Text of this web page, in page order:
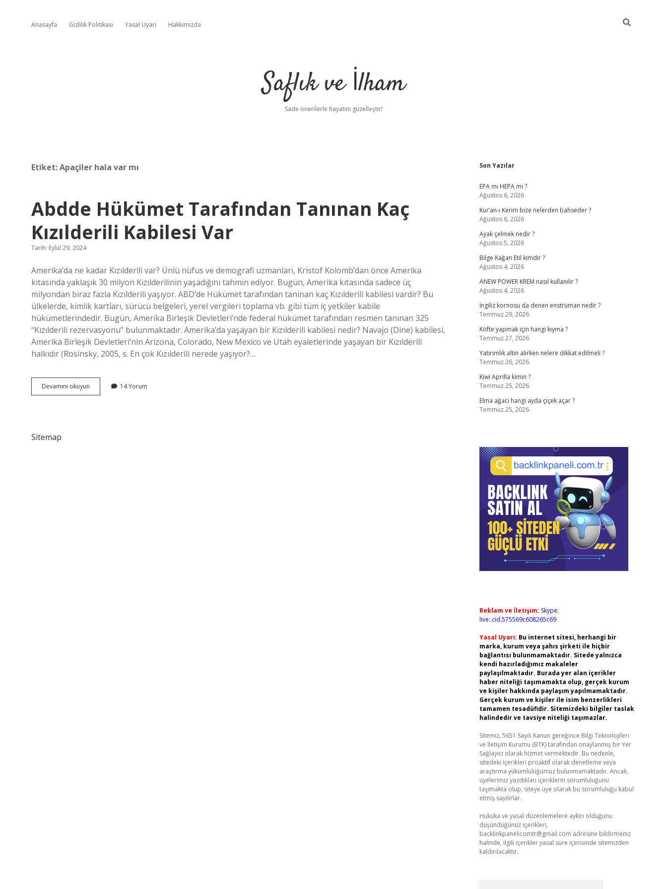
Anasayfa Gizlilik Politikası Yasal Uyarı Hakkımızda
Saflık ve İlham
Sade önerilerle hayatını güzelleştir!
Etiket:Apaçiler hala var mı
Abdde Hükümet Tarafından Tanınan Kaç
Kızılderili Kabilesi Var
Tarih: Eylül 29, 2024
Amerika’da ne kadar Kızılderili var? Ünlü nüfus ve demografi uzmanları, Kristof Kolomb’dan önce Amerika
kıtasında yaklaşık 30 milyon Kızılderilinin yaşadığını tahmin ediyor. Bugün, Amerika kıtasında sadece üç
milyondan biraz fazla Kızılderili yaşıyor. ABD’de Hükümet tarafından taninan kaç Kızılderili kabilesi vardir? Bu
ülkelerde, kimlik kartları, sürücü belgeleri, yerel vergileri toplama vb. gibi tüm iç yetkiler kabile
hükümetlerindedir. Bugün, Amerika Birleşik Devletleri’nde federal hükümet tarafından resmen tanınan 325
“Kızılderili rezervasyonu” bulunmaktadır. Amerika’da yaşayan bir Kızılderili kabilesi nedir? Navajo (Dine) kabilesi,
Amerika Birleşik Devletleri’nin Arizona, Colorado, New Mexico ve Utah eyaletlerinde yaşayan bir Kızılderili
halkıdır (Rosinsky, 2005, s. En çok Kızılderili nerede yaşıyor?…
Devamını okuyun
Hükümet
14 Yorum
Sitemap
Sidebar
Son Yazılar
EPA mı HEPA mı ?
Ağustos 6, 2026
Kur’an-ı Kerim bize nelerden bahseder ?
Ağustos 6, 2026
Ayak çelmek nedir ?
Ağustos 5, 2026
Bilge Kağan Etil kimdir ?
Ağustos 4, 2026
ANEW POWER KREM nasıl kullanılır ?
Ağustos 4, 2026
İngiliz kornosu da denen enstrüman nedir ?
Temmuz 29, 2026
Köfte yapmak için hangi kıyma ?
Temmuz 27, 2026
Yatırımlık altın alırken nelere dikkat edilmeli ?
Temmuz 26, 2026
Kiwi Aprilla kimin ?
Temmuz 25, 2026
Elma ağacı hangi ayda çiçek açar ?
Temmuz 25, 2026
Reklam ve İletişim: Skype:
live:.cid.575569c608265c69
Yasal Uyarı: Bu internet sitesi, herhangi bir
marka, kurum veya şahıs şirketi ile hiçbir
bağlantısı bulunmamaktadır. Sitede yalnızca
kendi hazırladığımız makaleler
paylaşılmaktadır. Burada yer alan içerikler
haber niteliği taşımamakta olup, gerçek kurum
ve kişiler hakkında paylaşım yapılmamaktadır.
Gerçek kurum ve kişiler ile isim benzerlikleri
tamamen tesadüfidir. Sitemizdeki bilgiler taslak
halindedir ve tavsiye niteliği taşımazlar.
Sitemiz, 5651 Sayılı Kanun gereğince Bilgi Teknolojileri
ve İletişim Kurumu (BTK) tarafından onaylanmış bir Yer
Sağlayıcı olarak hizmet vermektedir. Bu nedenle,
sitedeki içerikleri proaktif olarak denetleme veya
araştırma yükümlülüğümüz bulunmamaktadır. Ancak,
üyelerimiz yazdıkları içeriklerin sorumluluğunu
taşımakta olup, siteye üye olarak bu sorumluluğu kabul
etmiş sayılırlar.
Hukuka ve yasal düzenlemelere aykırı olduğunu
düşündüğünüz içerikleri,
backlinkpanelicomtr@gmail.com adresine bildirmeniz
halinde, ilgili içerikler yasal süre içerisinde sitemizden
kaldırılacaktır.